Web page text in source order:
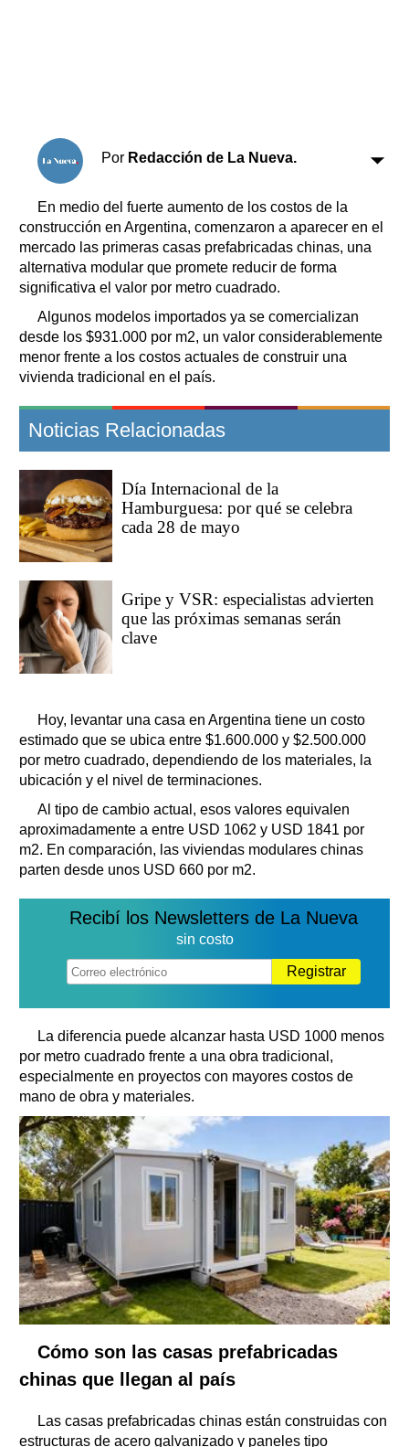
Por Redacción de La Nueva.
En medio del fuerte aumento de los costos de la
construcción en Argentina, comenzaron a aparecer en el
mercado las primeras casas prefabricadas chinas, una
alternativa modular que promete reducir de forma
significativa el valor por metro cuadrado.
Algunos modelos importados ya se comercializan
desde los $931.000 por m2, un valor considerablemente
menor frente a los costos actuales de construir una
vivienda tradicional en el país.
Noticias Relacionadas
Día Internacional de la
Hamburguesa: por qué se celebra
cada 28 de mayo
Gripe y VSR: especialistas advierten
que las próximas semanas serán
clave
Hoy, levantar una casa en Argentina tiene un costo
estimado que se ubica entre $1.600.000 y $2.500.000
por metro cuadrado, dependiendo de los materiales, la
ubicación y el nivel de terminaciones.
Al tipo de cambio actual, esos valores equivalen
aproximadamente a entre USD 1062 y USD 1841 por
m2. En comparación, las viviendas modulares chinas
parten desde unos USD 660 por m2.
Recibí los Newsletters de La Nueva
sin costo
Registrar
La diferencia puede alcanzar hasta USD 1000 menos
por metro cuadrado frente a una obra tradicional,
especialmente en proyectos con mayores costos de
mano de obra y materiales.
Cómo son las casas prefabricadas
chinas que llegan al país
Las casas prefabricadas chinas están construidas con
estructuras de acero galvanizado y paneles tipo